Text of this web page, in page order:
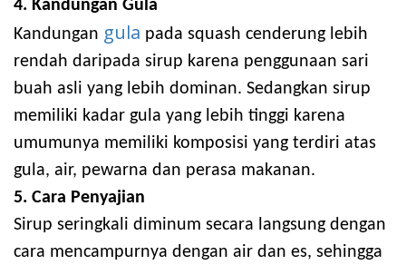
4. Kandungan Gula
Kandungan gula pada squash cenderung lebih
rendah daripada sirup karena penggunaan sari
buah asli yang lebih dominan. Sedangkan sirup
memiliki kadar gula yang lebih tinggi karena
umumunya memiliki komposisi yang terdiri atas
gula, air, pewarna dan perasa makanan.
5. Cara Penyajian
Sirup seringkali diminum secara langsung dengan
cara mencampurnya dengan air dan es, sehingga